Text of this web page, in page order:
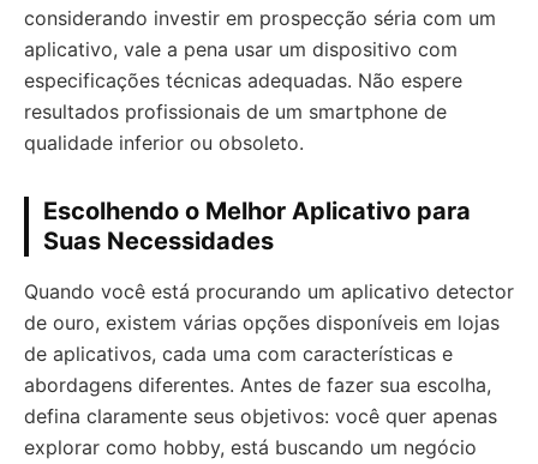
considerando investir em prospecção séria com um
aplicativo, vale a pena usar um dispositivo com
especificações técnicas adequadas. Não espere
resultados profissionais de um smartphone de
qualidade inferior ou obsoleto.
Escolhendo o Melhor Aplicativo para
Suas Necessidades
Quando você está procurando um aplicativo detector
de ouro, existem várias opções disponíveis em lojas
de aplicativos, cada uma com características e
abordagens diferentes. Antes de fazer sua escolha,
defina claramente seus objetivos: você quer apenas
explorar como hobby, está buscando um negócio